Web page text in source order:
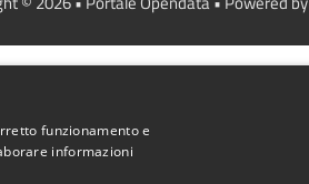
funzionamento e
informazioni